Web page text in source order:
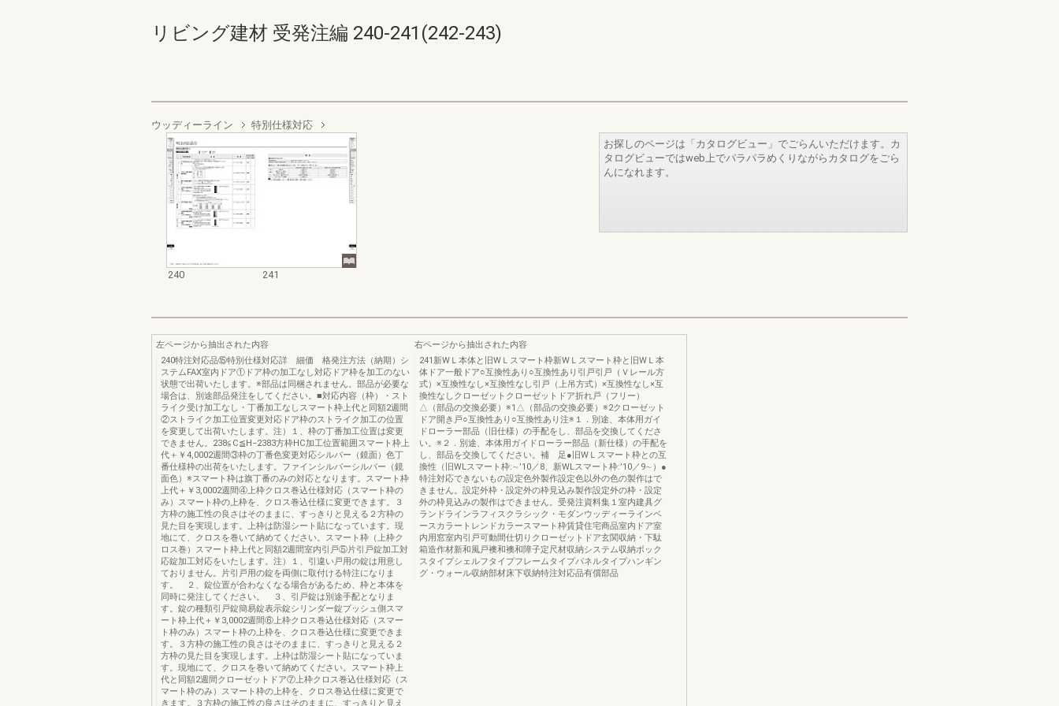
リビング建材 受発注編 240-241(242-243)
ウッディーライン 特別仕様対応
240 241
お探しのページは「カタログビュー」でごらんいただけます。カ
タログビューではweb上でパラパラめくりながらカタログをごら
んになれます。
左ページから抽出された内容
240特注対応品⑮特別仕様対応詳 細価 格発注方法（納期）シ
ステムFAX室内ドア①ドア枠の加工なし対応ドア枠を加工のない
状態で出荷いたします。※部品は同梱されません。部品が必要な
場合は、別途部品発注をしてください。■対応内容（枠）・スト
ライク受け加工なし・丁番加工なしスマート枠上代と同額2週間
②ストライク加工位置変更対応ドア枠のストライク加工の位置
を変更して出荷いたします。注）１、枠の丁番加工位置は変更
できません。238≦C≦H−2383方枠HC加工位置範囲スマート枠上
代＋￥4,0002週間③枠の丁番色変更対応シルバー（鏡面）色丁
番仕様枠の出荷をいたします。ファインシルバーシルバー（鏡
面色）※スマート枠は旗丁番のみの対応となります。スマート枠
上代＋￥3,0002週間④上枠クロス巻込仕様対応（スマート枠の
み）スマート枠の上枠を、クロス巻込仕様に変更できます。３
方枠の施工性の良さはそのままに、すっきりと見える２方枠の
見た目を実現します。上枠は防湿シート貼になっています。現
地にて、クロスを巻いて納めてください。スマート枠（上枠ク
ロス巻）スマート枠上代と同額2週間室内引戸⑤片引戸錠加工対
応錠加工対応をいたします。注）１、引違い戸用の錠は用意し
ておりません。片引戸用の錠を両側に取付ける特注になりま
す。 ２、錠位置が合わなくなる場合があるため、枠と本体を
同時に発注してください。 ３、引戸錠は別途手配となりま
す。錠の種類引戸錠簡易錠表示錠シリンダー錠プッシュ側スマ
ート枠上代＋￥3,0002週間⑥上枠クロス巻込仕様対応（スマー
ト枠のみ）スマート枠の上枠を、クロス巻込仕様に変更できま
す。３方枠の施工性の良さはそのままに、すっきりと見える２
方枠の見た目を実現します。上枠は防湿シート貼になっていま
す。現地にて、クロスを巻いて納めてください。スマート枠上
代と同額2週間クローゼットドア⑦上枠クロス巻込仕様対応（ス
マート枠のみ）スマート枠の上枠を、クロス巻込仕様に変更で
きます。３方枠の施工性の良さはそのままに、すっきりと見え
右ページから抽出された内容
241新WＬ本体と旧WＬスマート枠新WＬスマート枠と旧WＬ本
体ドア一般ドア○互換性あり○互換性あり引戸引戸（Ｖレール方
式）×互換性なし×互換性なし引戸（上吊方式）×互換性なし×互
換性なしクローゼットクローゼットドア折れ戸（フリー）
△（部品の交換必要）※1△（部品の交換必要）※2クローゼット
ドア開き戸○互換性あり○互換性あり注※１．別途、本体用ガイ
ドローラー部品（旧仕様）の手配をし、部品を交換してくださ
い。※２．別途、本体用ガイドローラー部品（新仕様）の手配を
し、部品を交換してください。補 足●旧WＬスマート枠との互
換性（旧WLスマート枠:∼’10／8、新WLスマート枠:’10／9∼）●
特注対応できないもの設定色外製作設定色以外の色の製作はで
きません。設定外枠・設定外の枠見込み製作設定外の枠・設定
外の枠見込みの製作はできません。受発注資料集１室内建具グ
ランドラインラフィスクラシック・モダンウッディーラインベ
ースカラートレンドカラースマート枠賃貸住宅商品室内ドア室
内用窓室内引戸可動間仕切りクローゼットドア玄関収納・下駄
箱造作材新和風戸襖和襖和障子定尺材収納システム収納ボック
スタイプシェルフタイプフレームタイプパネルタイプハンギン
グ・ウォール収納部材床下収納特注対応品有償部品